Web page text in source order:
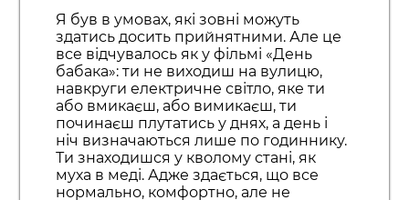
Я був в умовах, які зовні можуть
здатись досить прийнятними. Але це
все відчувалось як у фільмі «День
бабака»: ти не виходиш на вулицю,
навкруги електричне світло, яке ти
або вмикаєш, або вимикаєш, ти
починаєш плутатись у днях, а день і
ніч визначаються лише по годиннику.
Ти знаходишся у кволому стані, як
муха в меді. Адже здається, що все
нормально, комфортно, але не